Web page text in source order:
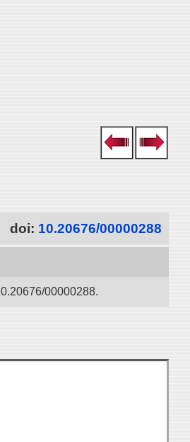
doi: 10.20676/00000288
00000288.